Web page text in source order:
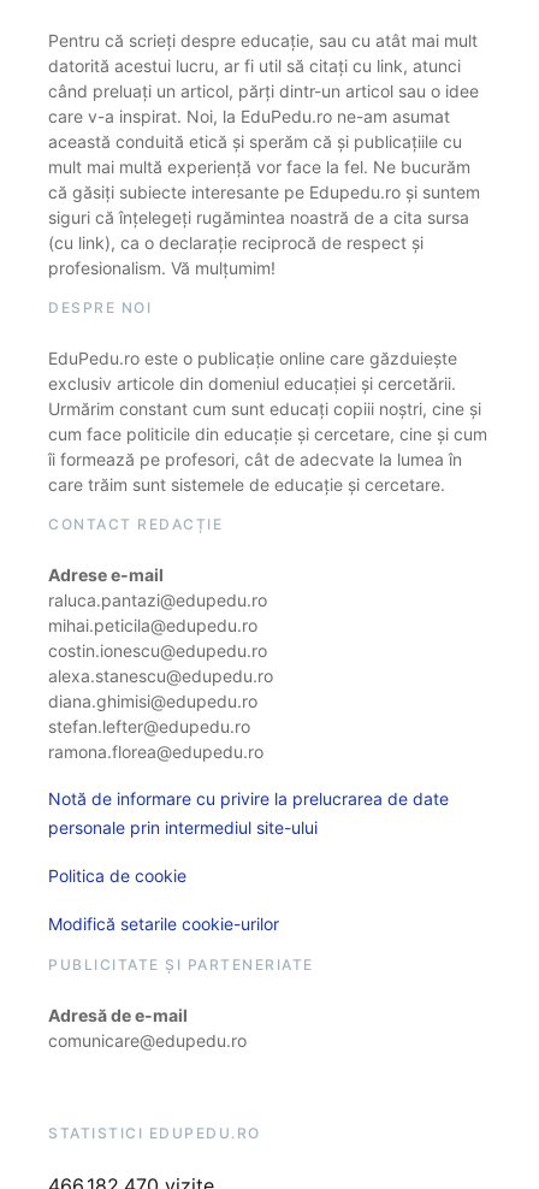
Pentru că scrieți despre educație, sau cu atât mai mult
datorită acestui lucru, ar fi util să citați cu link, atunci
când preluați un articol, părți dintr-un articol sau o idee
care v-a inspirat. Noi, la EduPedu.ro ne-am asumat
această conduită etică și sperăm că și publicațiile cu
mult mai multă experiență vor face la fel. Ne bucurăm
că găsiți subiecte interesante pe Edupedu.ro și suntem
siguri că înțelegeți rugămintea noastră de a cita sursa
(cu link), ca o declarație reciprocă de respect și
profesionalism. Vă mulțumim!
DESPRE NOI
EduPedu.ro este o publicație online care găzduiește
exclusiv articole din domeniul educației și cercetării.
Urmărim constant cum sunt educați copiii noștri, cine și
cum face politicile din educație și cercetare, cine și cum
îi formează pe profesori, cât de adecvate la lumea în
care trăim sunt sistemele de educație și cercetare.
CONTACT REDACȚIE
Adrese e-mail
raluca.pantazi@edupedu.ro
mihai.peticila@edupedu.ro
costin.ionescu@edupedu.ro
alexa.stanescu@edupedu.ro
diana.ghimisi@edupedu.ro
stefan.lefter@edupedu.ro
ramona.florea@edupedu.ro
Notă de informare cu privire la prelucrarea de date
personale prin intermediul site-ului
Politica de cookie
Modifică setarile cookie-urilor
PUBLICITATE ȘI PARTENERIATE
Adresă de e-mail
comunicare@edupedu.ro
STATISTICI EDUPEDU.RO